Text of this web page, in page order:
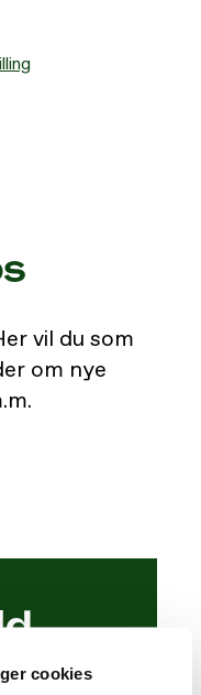
cookies
vil du som
om nye